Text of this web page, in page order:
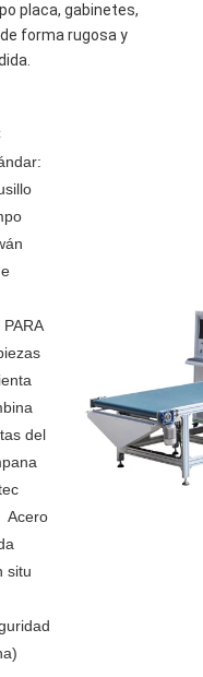
placa, gabinetes,
forma rugosa y
del
Acero
situ